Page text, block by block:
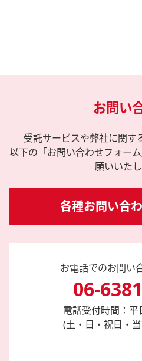
お問い
受託サービスや弊社に関す
以下の「お問い合わせフォー
願いいたし
各種お問い合
お電話でのお問い
06-
電話受付時間：平
(土・日・祝日・